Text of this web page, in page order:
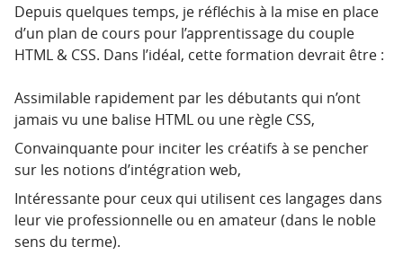
Depuis quelques temps, je réfléchis à la mise en place
d’un plan de cours pour l’apprentissage du couple
HTML & CSS. Dans l’idéal, cette formation devrait être :
Assimilable rapidement par les débutants qui n’ont
jamais vu une balise HTML ou une règle CSS,
Convainquante pour inciter les créatifs à se pencher
sur les notions d’intégration web,
Intéressante pour ceux qui utilisent ces langages dans
leur vie professionnelle ou en amateur (dans le noble
sens du terme).